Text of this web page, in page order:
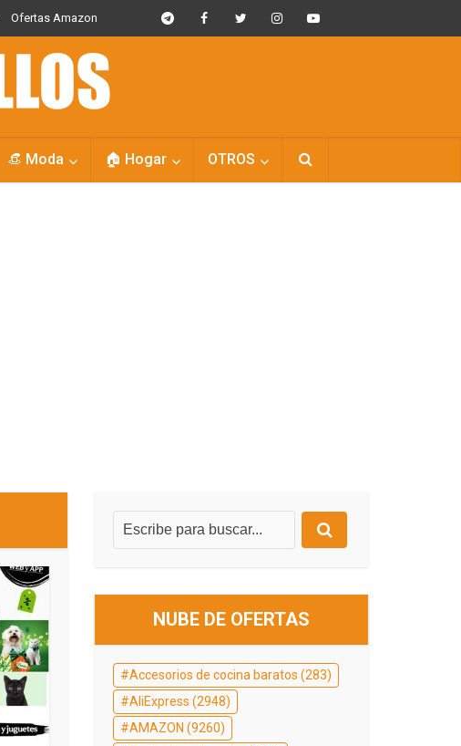
Ofertas Amazon
👒 Moda 🏠 Hogar OTROS
NUBE DE OFERTAS
Accesorios de cocina baratos (283)
AliExpress (2948)
AMAZON (9260)